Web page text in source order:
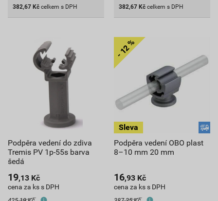
382,67 Kč celkem s DPH
382,67 Kč celkem s DPH
Podpěra vedení do zdiva
Tremis PV 1p-55s barva
šedá
19,13 Kč
cena za ks s DPH
Podpěra vedení OBO plast
8–10 mm 20 mm
16,93 Kč
cena za ks s DPH